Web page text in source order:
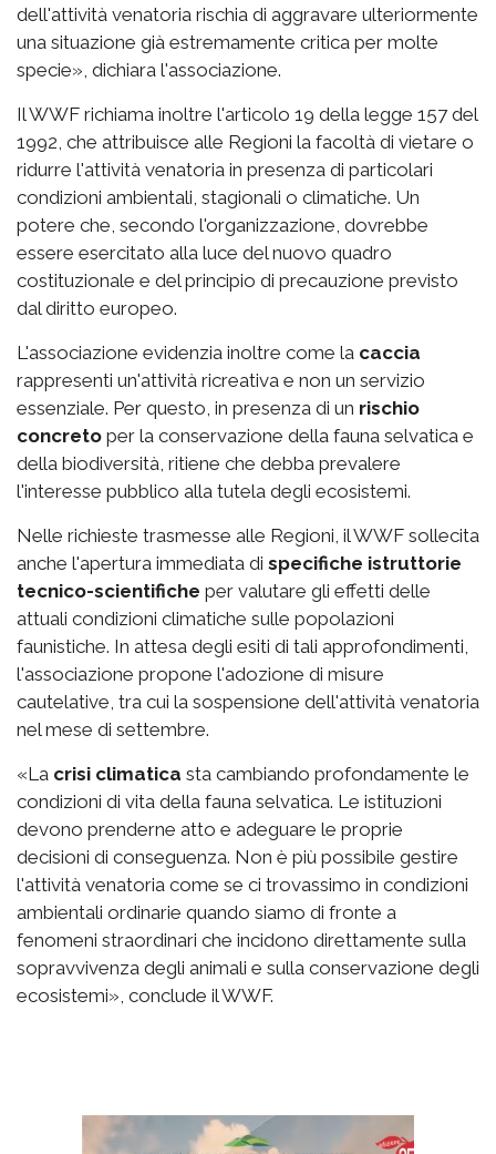
dell'attività venatoria rischia di aggravare ulteriormente
una situazione già estremamente critica per molte
specie», dichiara l'associazione.
Il WWF richiama inoltre l'articolo 19 della legge 157 del
1992, che attribuisce alle Regioni la facoltà di vietare o
ridurre l'attività venatoria in presenza di particolari
condizioni ambientali, stagionali o climatiche. Un
potere che, secondo l'organizzazione, dovrebbe
essere esercitato alla luce del nuovo quadro
costituzionale e del principio di precauzione previsto
dal diritto europeo.
L'associazione evidenzia inoltre come la caccia
rappresenti un'attività ricreativa e non un servizio
essenziale. Per questo, in presenza di un rischio
concreto per la conservazione della fauna selvatica e
della biodiversità, ritiene che debba prevalere
l'interesse pubblico alla tutela degli ecosistemi.
Nelle richieste trasmesse alle Regioni, il WWF sollecita
anche l'apertura immediata di specifiche istruttorie
tecnico-scientifiche per valutare gli effetti delle
attuali condizioni climatiche sulle popolazioni
faunistiche. In attesa degli esiti di tali approfondimenti,
l'associazione propone l'adozione di misure
cautelative, tra cui la sospensione dell'attività venatoria
nel mese di settembre.
«La crisi climatica sta cambiando profondamente le
condizioni di vita della fauna selvatica. Le istituzioni
devono prenderne atto e adeguare le proprie
decisioni di conseguenza. Non è più possibile gestire
l'attività venatoria come se ci trovassimo in condizioni
ambientali ordinarie quando siamo di fronte a
fenomeni straordinari che incidono direttamente sulla
sopravvivenza degli animali e sulla conservazione degli
ecosistemi», conclude il WWF.